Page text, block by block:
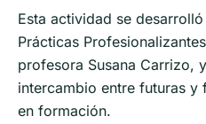
Esta actividad se
Prácticas
profesora Susana Carrizo,
intercambio entre futuras y
en formación.